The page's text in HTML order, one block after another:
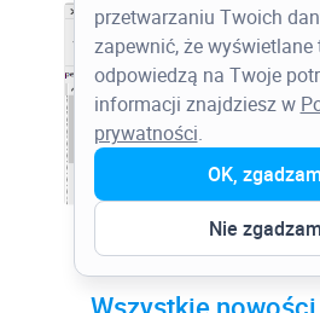
przetwarzaniu Twoich
zapewnić, że wyświetlane
odpowiedzą na Twoje
informacji znajdziesz w
prywatności.
Nie
OK,